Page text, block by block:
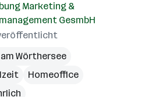
Marketing &
GesmbH
Wörthersee
Homeoffice